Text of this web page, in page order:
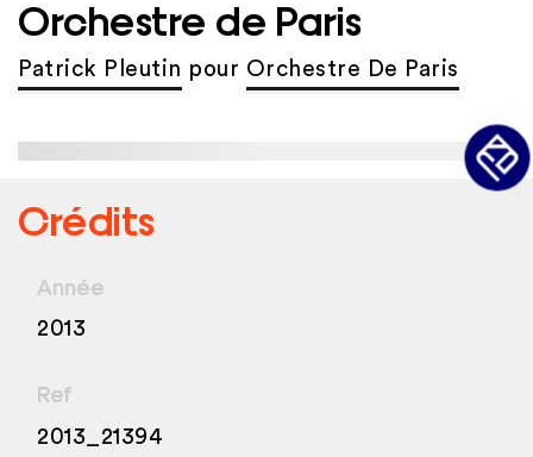
Orchestre de Paris
Patrick Pleutin pour Orchestre De Paris
Crédits
Année
2013
Ref
2013_21394